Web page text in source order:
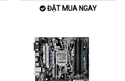
ĐẶT MUA NGAY